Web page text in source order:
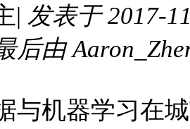
| 发表于 2017-
后由
与机器学习在